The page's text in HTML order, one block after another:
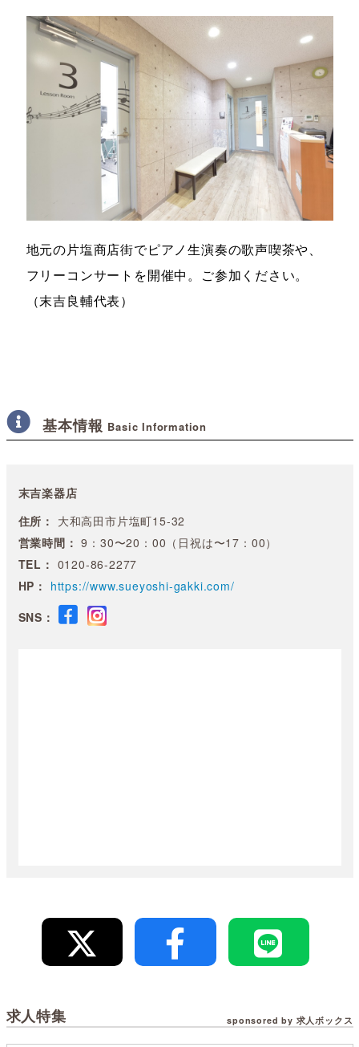
地元の片塩商店街でピアノ生演奏の歌声喫茶や、
フリーコンサートを開催中。ご参加ください。
（末吉良輔代表）
基本情報 Basic Information
末吉楽器店
住所： 大和高田市片塩町15-32
営業時間： 9：30〜20：00（日祝は〜17：00）
TEL： 0120-86-2277
HP： https://www.sueyoshi-gakki.com/
SNS：
求人特集 sponsored by 求人ボックス